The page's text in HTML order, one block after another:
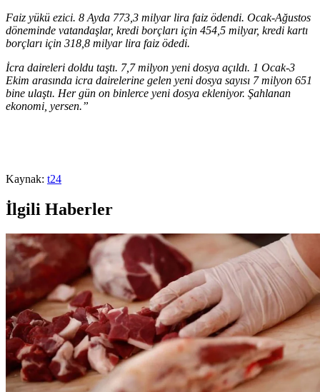
Faiz yükü ezici. 8 Ayda 773,3 milyar lira faiz ödendi. Ocak-Ağustos
döneminde vatandaşlar, kredi borçları için 454,5 milyar, kredi kartı
borçları için 318,8 milyar lira faiz ödedi.
İcra daireleri doldu taştı. 7,7 milyon yeni dosya açıldı. 1 Ocak-3
Ekim arasında icra dairelerine gelen yeni dosya sayısı 7 milyon 651
bine ulaştı. Her gün on binlerce yeni dosya ekleniyor. Şahlanan
ekonomi, yersen.”
Kaynak: t24
İlgili Haberler